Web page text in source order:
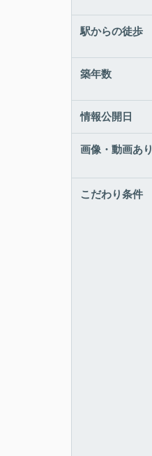
駅からの徒歩
築年数
情報公開日
画像・動画あり
こだわり条件